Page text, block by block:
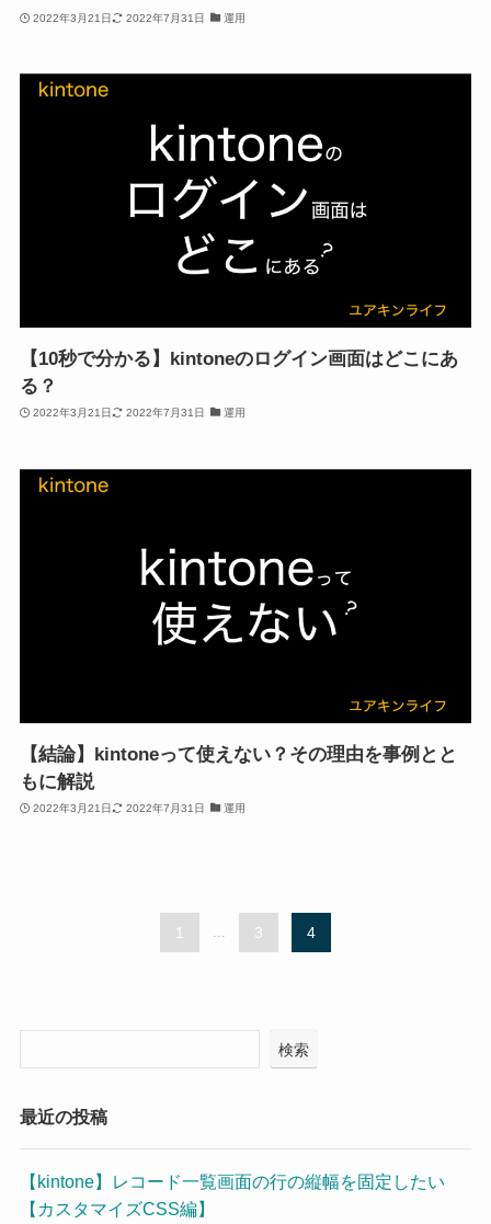
2022年3月21日 2022年7月31日 運用
【10秒で分かる】kintoneのログイン画面はどこにあ
る？
2022年3月21日 2022年7月31日 運用
【結論】kintoneって使えない？その理由を事例とと
もに解説
2022年3月21日 2022年7月31日 運用
1 ... 3 4
検索
最近の投稿
【kintone】レコード一覧画面の行の縦幅を固定したい
【カスタマイズCSS編】